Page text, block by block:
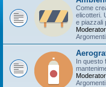
Come
elicotteri.
e piazzali
Argomenti:
In questo
Argomenti: